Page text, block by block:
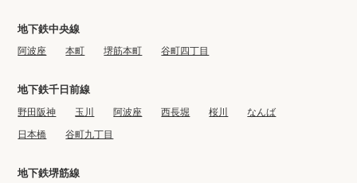
地下鉄中央線
阿波座 本町 堺筋本町 谷町四丁目
地下鉄千日前線
野田阪神 玉川 阿波座 西長堀 桜川
なんば
日本橋
谷町九丁目
地下鉄堺筋線